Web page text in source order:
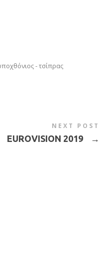
- τσίπρας
NEXT POST
EUROVISION 2019 →